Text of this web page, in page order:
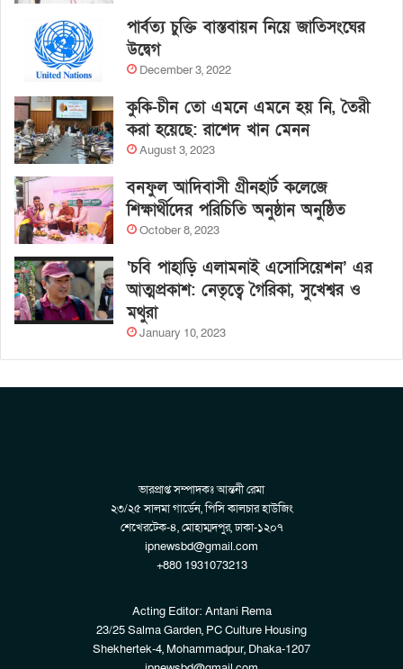
পার্বত্য চুক্তি বাস্তবায়ন নিয়ে জাতিসংঘের
উদ্বেগ
December 3, 2022
কুকি-চীন তো এমনে এমনে হয় নি, তৈরী
করা হয়েছে: রাশেদ খান মেনন
August 3, 2023
বনফুল আদিবাসী গ্রীনহার্ট কলেজে
শিক্ষার্থীদের পরিচিতি অনুষ্ঠান অনুষ্ঠিত
October 8, 2023
‘চবি পাহাড়ি এলামনাই এসোসিয়েশন’ এর
আত্মপ্রকাশ: নেতৃত্বে গৈরিকা, সুখেশ্বর ও
মথুরা
January 10, 2023
ভারপ্রাপ্ত সম্পাদকঃ আন্তনী রেমা
২৩/২৫ সালমা গার্ডেন, পিসি কালচার হাউজিং
শেখেরটেক-৪, মোহাম্মদপুর, ঢাকা-১২০৭
ipnewsbd@gmail.com
+880 1931073213
Acting Editor: Antani Rema
23/25 Salma Garden, PC Culture Housing
Shekhertek-4, Mohammadpur, Dhaka-1207